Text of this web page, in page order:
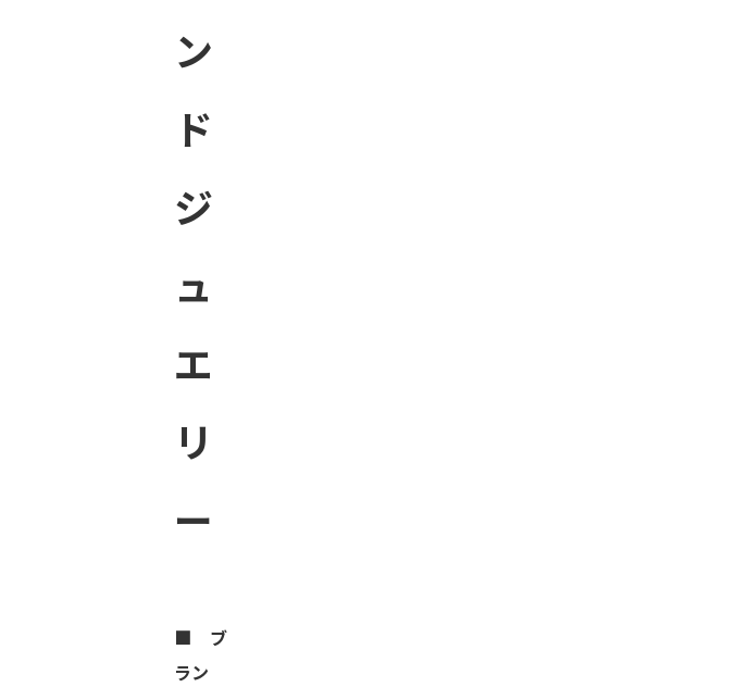
ン
ド
ジ
ュ
エ
リ
ー
■ ブ
ラン